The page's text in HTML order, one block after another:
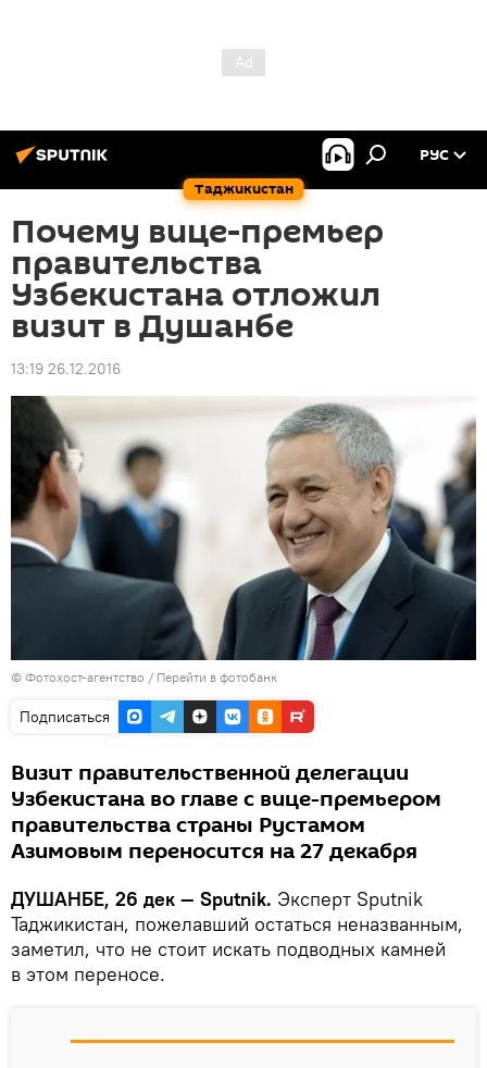
Таджикистан
РУС
Почему вице-премьер
правительства
Узбекистана отложил
визит в Душанбе
13:19 26.12.2016
© Фотохост-агентство / Перейти в фотобанк
Подписаться
Визит правительственной делегации
Узбекистана во главе с вице-премьером
правительства страны Рустамом
Азимовым переносится на 27 декабря
ДУШАНБЕ, 26 дек — Sputnik. Эксперт Sputnik
Таджикистан, пожелавший остаться неназванным,
заметил, что не стоит искать подводных камней
в этом переносе.